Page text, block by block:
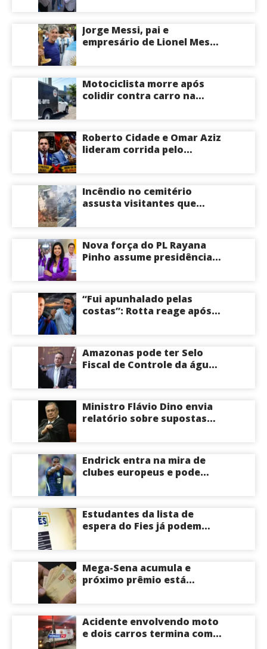
Jorge Messi, pai e
empresário de Lionel Messi,
Motociclista morre após
colidir contra carro na
Roberto Cidade e Omar Aziz
lideram corrida pelo
Incêndio no cemitério
assusta visitantes que
Nova força do PL Rayana
Pinho assume presidência
como nome competitivo
para a ALEAM
“Fui apunhalado pelas
costas”: Rotta reage após
o Senado pelo Amazonas;
veja
Amazonas pode ter Selo
Fiscal de Controle da água
Ministro Flávio Dino envia
relatório sobre supostas
Endrick entra na mira de
clubes europeus e pode
Estudantes da lista de
espera do Fies já podem
Mega-Sena acumula e
próximo prêmio está
Acidente envolvendo moto
e dois carros termina com